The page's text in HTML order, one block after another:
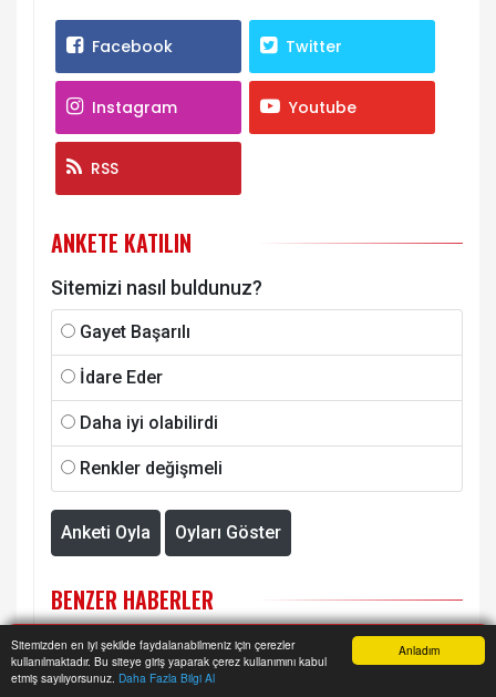
Anladım
Sitemizden en iyi şekilde faydalanabilmeniz için çerezler
kullanılmaktadır. Bu siteye giriş yaparak çerez kullanımını kabul
etmiş sayılıyorsunuz. Daha Fazla Bilgi Al
Facebook Twitter
Instagram Youtube
RSS
ANKETE KATILIN
Sitemizi nasıl buldunuz?
Gayet Başarılı
İdare Eder
Daha iyi olabilirdi
Renkler değişmeli
Anketi Oyla Oyları Göster
BENZER HABERLER
Anasayfa Yazarlar Haber Ara İhbar Hattı Menu